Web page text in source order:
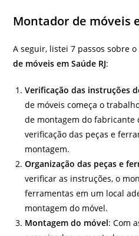
Montador de móveis
A seguir, listei 7 passos sobre
de móveis em Saúde RJ:
Verificação das instruções
de móveis começa o
de montagem do fabricante
verificação das peças e
montagem.
Organização das peças e
verificar as instruções, o
ferramentas em um local
montagem do móvel.
Montagem do móvel: Com